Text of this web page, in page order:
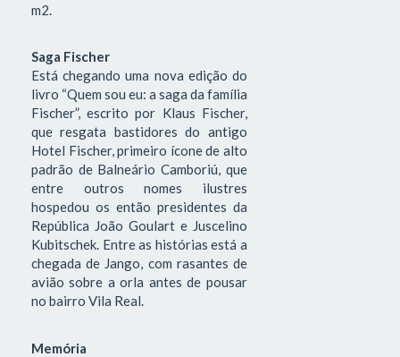
m2.
Saga Fischer
Está chegando uma nova edição do
livro “Quem sou eu: a saga da família
Fischer”, escrito por Klaus Fischer,
que resgata bastidores do antigo
Hotel Fischer, primeiro ícone de alto
padrão de Balneário Camboriú, que
entre outros nomes ilustres
hospedou os então presidentes da
República João Goulart e Juscelino
Kubitschek. Entre as histórias está a
chegada de Jango, com rasantes de
avião sobre a orla antes de pousar
no bairro Vila Real.
Memória